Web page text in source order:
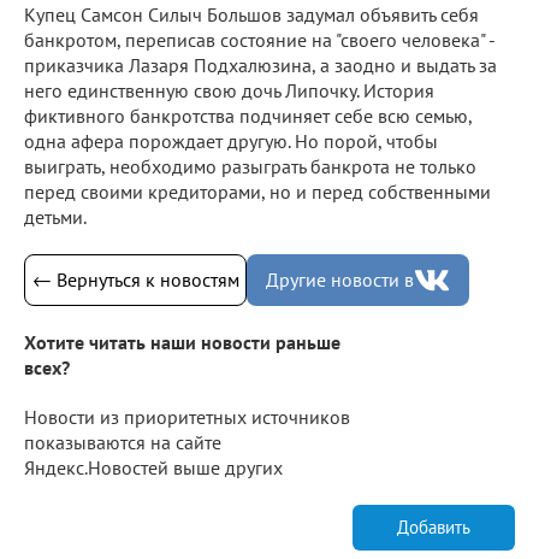
Купец Самсон Силыч Большов задумал объявить себя
банкротом, переписав состояние на "своего человека" -
приказчика Лазаря Подхалюзина, а заодно и выдать за
него единственную свою дочь Липочку. История
фиктивного банкротства подчиняет себе всю семью,
одна афера порождает другую. Но порой, чтобы
выиграть, необходимо разыграть банкрота не только
перед своими кредиторами, но и перед собственными
детьми.
← Вернуться к новостям Другие новости в
Хотите читать наши новости раньше
всех?
Новости из приоритетных источников
показываются на сайте
Яндекс.Новостей выше других
Добавить